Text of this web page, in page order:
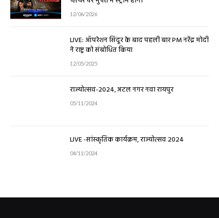
12/06/2026
LIVE: ऑपरेशन सिंदूर के बाद पहली बार PM नरेंद्र मोदी
ने राष्ट्र को संबोधित किया
12/05/2025
राज्योत्सव-2024, अटल नगर नवा रायपुर
05/11/2024
LIVE -सांस्कृतिक कार्यक्रम, राज्योत्सव 2024
04/11/2024